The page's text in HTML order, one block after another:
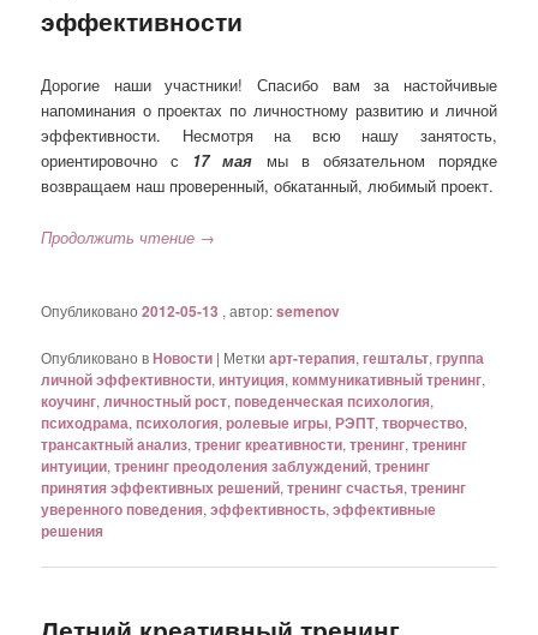
эффективности
Дорогие наши участники! Спасибо вам за настойчивые
напоминания о проектах по личностному развитию и личной
эффективности. Несмотря на всю нашу занятость,
ориентировочно с 17 мая мы в обязательном порядке
возвращаем наш проверенный, обкатанный, любимый проект.
Продолжить чтение →
Опубликовано2012-05-13 , автор:semenov
Опубликовано вНовости | Метки арт-терапия, гештальт, группа
личной эффективности,интуиция,коммуникативный тренинг,
коучинг,личностный рост, поведенческая психология,
психодрама, психология,ролевые игры,РЭПТ,творчество,
трансактный анализ,трениг креативности,тренинг,тренинг
интуиции,тренинг преодоления заблуждений,тренинг
принятия эффективных решений,тренинг счастья,тренинг
уверенного поведения,эффективность,эффективные
решения